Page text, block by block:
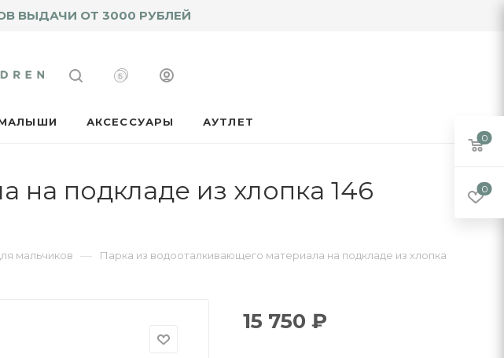
ВЫДАЧИ ОТ 3000 РУБЛЕЙ
АКСЕССУАРЫ АУТЛЕТ
на подкладе из хлопка 146
мальчиков — Парка из водооталкивающего материала на подкладе из хлопка
15 750 ₽
0
0